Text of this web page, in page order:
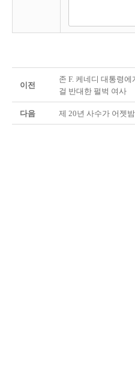
이전
존 F. 케네디 대통령
걸 반대한 펄벅 여사
다음 제 20년 사수가 어젯